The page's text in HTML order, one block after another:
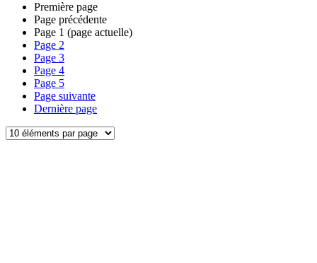
Première page
Page précédente
Page 1 (page actuelle)
Page 2
Page 3
Page 4
Page 5
Page suivante
Dernière page